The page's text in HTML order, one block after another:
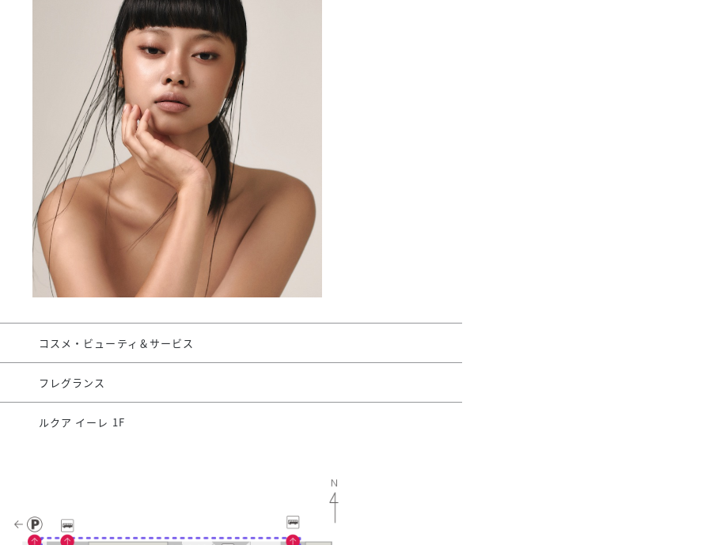
ルクア大阪イベントホール
スタッフ募集（長期で働きたい方）
スタッフ募集（スポットで働きたい
方）
コスメ・ビューティ＆サービス
フレグランス
ルクア イーレ 1F